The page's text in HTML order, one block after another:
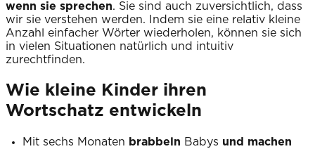
wenn sie sprechen. Sie sind auch zuversichtlich, dass
wir sie verstehen werden. Indem sie eine relativ kleine
Anzahl einfacher Wörter wiederholen, können sie sich
in vielen Situationen natürlich und intuitiv
zurechtfinden.
Wie kleine Kinder ihren
Wortschatz entwickeln
Mit sechs Monaten brabbeln Babys und machen